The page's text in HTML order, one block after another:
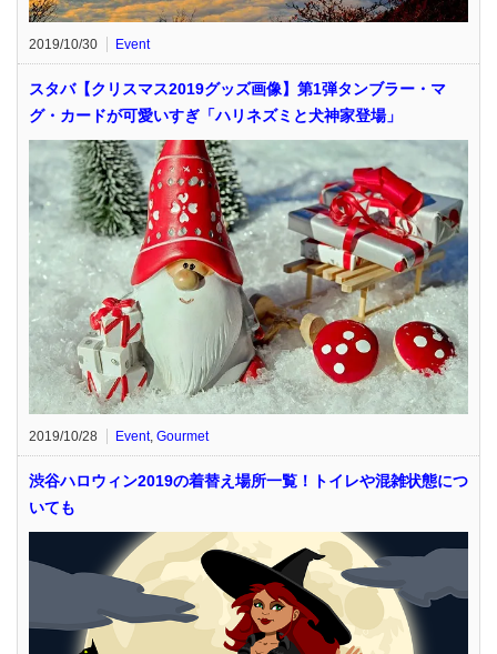
2019/10/30 Event
スタバ【クリスマス2019グッズ画像】第1弾タンブラー・マ
グ・カードが可愛いすぎ「ハリネズミと犬神家登場」
2019/10/28 Event, Gourmet
渋谷ハロウィン2019の着替え場所一覧！トイレや混雑状態につ
いても